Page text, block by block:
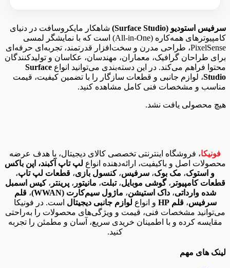
سرفیس استودیو (Surface Studio)
شاهکار مایکروسافت در دنیای
کامپیوترهای همه‌کاره (All-in-One) است که با نمایشگر لمسی
PixelSense، طراحی مدرن و سخت‌افزار قدرتمند، تجربه‌ای حرفه‌ای
برای طراحان گرافیک، معماران، مهندسان، عکاسان و تولیدکنندگان
محتوا فراهم می‌کند. در این دسته‌بندی می‌توانید انواع Surface
Studio، لوازم جانبی و قطعات سازگار را با تضمین کیفیت، قیمت
مناسب و مشخصات فنی کامل مشاهده کنید.
هیچ محصولی یافت نشد.
فونیکا، فروشگاه اینترنتی تخصصی کالای دیجیتال، با هدف عرضه
محصولات اصل و باکیفیت، ارائه‌دهنده انواع لپ تاپ آکبند، اپن باکس
و استوک، مک بوک، سرفیس،کنسول بازی، قطعات لپ تاپ،
قطعات کامپیوتر ،گوشی موبایل،تبلت، مانیتور ،پرینتر ،کیس اسمبل
شده وارداتی،داک استیشن، ماژول سیم‌کارت (WWAN) ،قلم
سرفیس،قلم HP و انواع لوازم جانبی دیجیتال است. در فونیکا
می‌توانید مشخصات فنی، قیمت و ویژگی‌های محصولات را به‌راحتی
مقایسه کرده و با اطمینان خریدی سریع، آسان و مطمئن را تجربه
کنید.
لینک های مهم